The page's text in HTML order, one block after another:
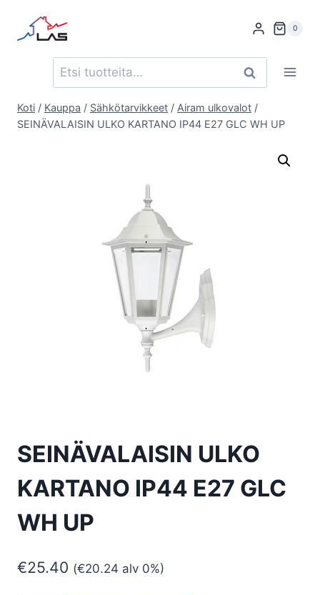
sisältöön
0
Etsi: Haku
Koti / Kauppa / Sähkötarvikkeet / Airam ulkovalot /
SEINÄVALAISIN ULKO KARTANO IP44 E27 GLC WH UP
SEINÄVALAISIN ULKO
KARTANO IP44 E27 GLC
WH UP
€25.40 (€20.24 alv 0%)